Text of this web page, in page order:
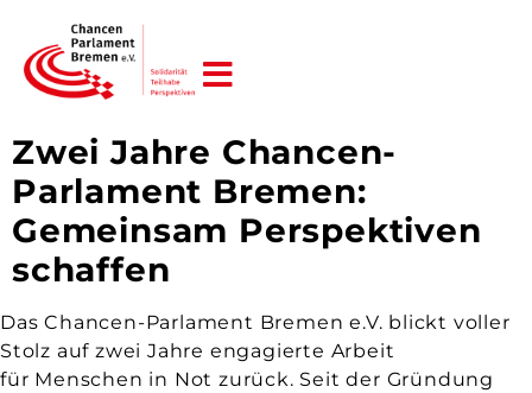
Zwei Jahre Chancen-
Parlament Bremen:
Gemeinsam Perspektiven
schaffen
Das Chancen-Parlament Bremen e.V. blickt voller
Stolz auf zwei Jahre engagierte Arbeit
für Menschen in Not zurück. Seit der Gründung